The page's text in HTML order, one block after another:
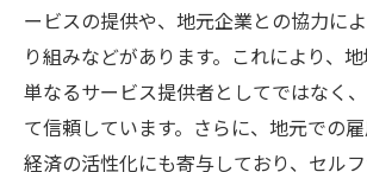
ービスの提供や、地元企業との協力に
り組みなどがあります。これにより、
単なるサービス提供者としてではなく
て信頼しています。さらに、地元での
経済の活性化にも寄与しており、セル